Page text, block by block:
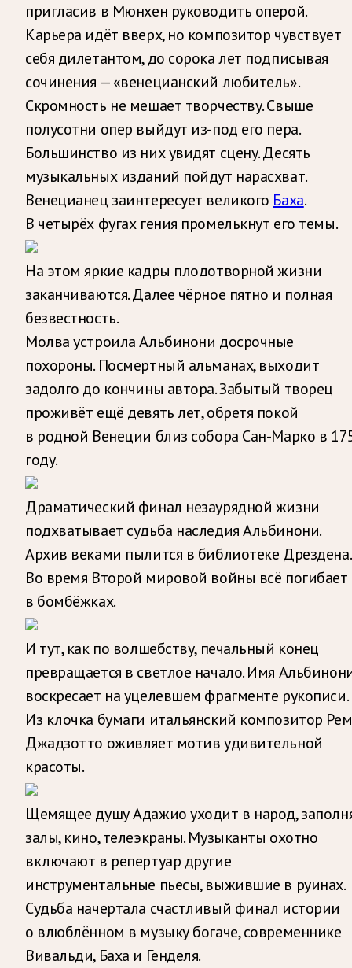
пригласив в Мюнхен руководить оперой.
Карьера идёт вверх, но композитор чувствует
себя дилетантом, до сорока лет подписывая
сочинения — «венецианский любитель».
Скромность не мешает творчеству. Свыше
полусотни опер выйдут из-под его пера.
Большинство из них увидят сцену. Десять
музыкальных изданий пойдут нарасхват.
Венецианец заинтересует великого Баха.
В четырёх фугах гения промелькнут его темы.
На этом яркие кадры плодотворной жизни
заканчиваются. Далее чёрное пятно и полная
безвестность.
Молва устроила Альбинони досрочные
похороны. Посмертный альманах, выходит
задолго до кончины автора. Забытый творец
проживёт ещё девять лет, обретя покой
в родной Венеции близ собора Сан-Марко в
году.
Драматический финал незаурядной жизни
подхватывает судьба наследия Альбинони.
Архив веками пылится в библиотеке Дрездена.
Во время Второй мировой войны всё погибает
в бомбёжках.
И тут, как по волшебству, печальный конец
превращается в светлое начало. Имя
воскресает на уцелевшем фрагменте рукописи.
Из клочка бумаги итальянский композитор
Джадзотто оживляет мотив удивительной
красоты.
Щемящее душу Адажио уходит в народ,
залы, кино, телеэкраны. Музыканты охотно
включают в репертуар другие
инструментальные пьесы, выжившие в руинах.
Судьба начертала счастливый финал истории
о влюблённом в музыку богаче, современнике
Вивальди, Баха и Генделя.